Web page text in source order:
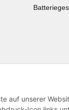
auf unserer